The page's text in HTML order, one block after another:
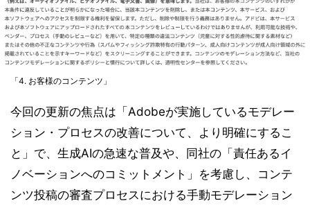
「4. お客様のコンテンツ」
今回の更新の焦点は「Adobeが実施しているモデレー
ション・プロセスの改善について、より明確にするこ
と」で、生成AIの急速な普及や、同社の「責任あるイ
ノベーションへのコミットメント」を考慮し、コンテ
ンツ投稿の審査プロセスにおける手動モデレーション